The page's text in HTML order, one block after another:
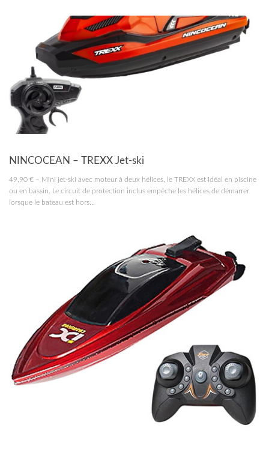
NINCOCEAN – TREXX Jet-ski
49,90 € – Mini jet-ski avec moteur à deux hélices, le TREXX est idéal en piscine
ou en bassin. Le circuit de protection inclus empêche les hélices de démarrer
lorsque le bateau est hors...